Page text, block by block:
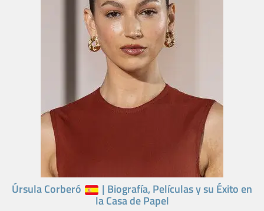
Úrsula Corberó | Biografía, Películas y su Éxito en
la Casa de Papel